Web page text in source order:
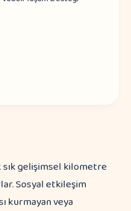
sık gelişimsel kilometre
Sosyal etkileşim
kurmayan veya